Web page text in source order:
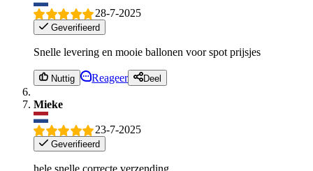
28-7-2025
Geverifieerd
Snelle levering en mooie ballonen voor spot prijsjes
Nuttig Reageer Deel
Mieke
23-7-2025
Geverifieerd